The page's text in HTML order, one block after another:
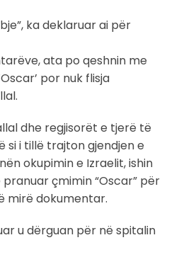
ka deklaruar ai për
ata po qeshnin me
por nuk flisja
dhe regjisorët e tjerë të
si i tillë trajton gjendjen e
okupimin e Izraelit, ishin
çmimin “Oscar” për
mirë dokumentar.
u dërguan për në spitalin